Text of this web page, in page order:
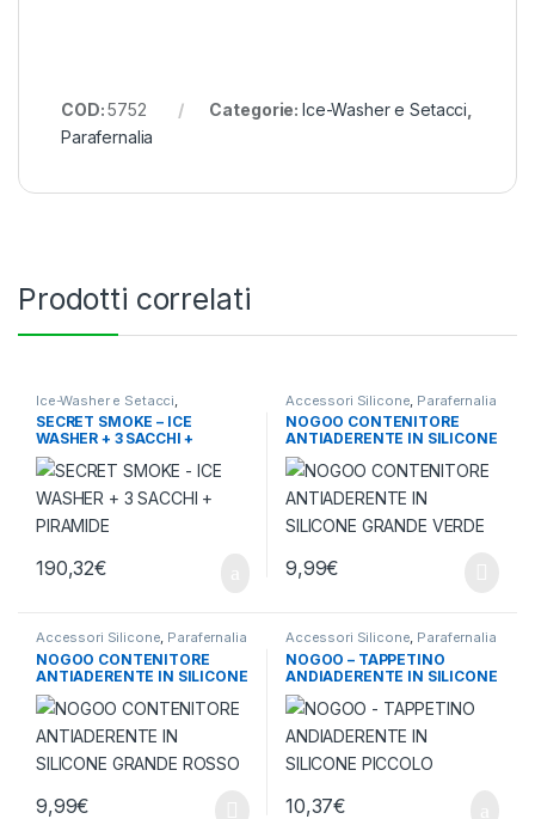
COD:5752 Categorie: Ice-Washer e Setacci
Parafernalia
Prodotti correlati
Ice-Washer e Setacci
Parafernalia
SECRET SMOKE – ICE
WASHER + 3 SACCHI +
PIRAMIDE
190,32€
Accessori Silicone Parafernalia
NOGOO CONTENITORE
ANTIADERENTE IN SILICONE
GRANDE VERDE
9,99€
Accessori Silicone, Parafernalia
NOGOO CONTENITORE
ANTIADERENTE IN SILICONE
GRANDE ROSSO
9,99€
Accessori Silicone, Parafernalia
NOGOO – TAPPETINO
ANDIADERENTE IN SILICONE
PICCOLO
10,37€